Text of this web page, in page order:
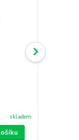
skladem